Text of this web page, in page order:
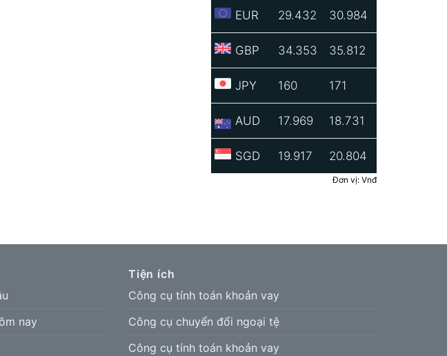
EUR 29.432 30.984
GBP 34.353 35.812
JPY 160 171
AUD 17.969 18.731
SGD 19.917 20.804
Đơn vị: Vnđ
nay
Tiện ích
Công cụ tính toán khoản vay
Công cụ chuyển đổi ngoại tệ
Công cụ tính toán khoản vay